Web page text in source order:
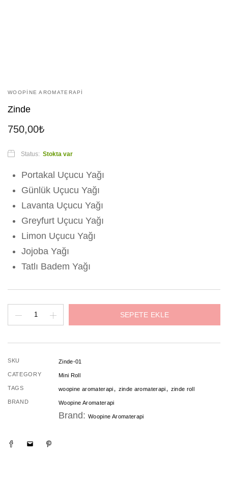
WOOPINE AROMATERAPI
Zinde
750,00₺
Status: Stokta var
Portakal Uçucu Yağı
Günlük Uçucu Yağı
Lavanta Uçucu Yağı
Greyfurt Uçucu Yağı
Limon Uçucu Yağı
Jojoba Yağı
Tatlı Badem Yağı
adet
SEPETE EKLE
SKU Zinde-01
CATEGORY Mini Roll
TAGS woopine aromaterapi, zinde aromaterapi, zinde roll
BRAND Woopine Aromaterapi
Brand: Woopine Aromaterapi